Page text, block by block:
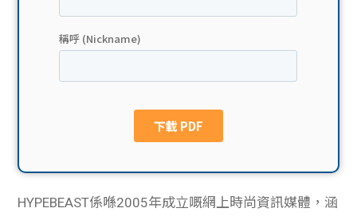
款
貸款
han
ge
HYPEBEAST係喺2005年成立嘅網上時尚資訊媒體，涵